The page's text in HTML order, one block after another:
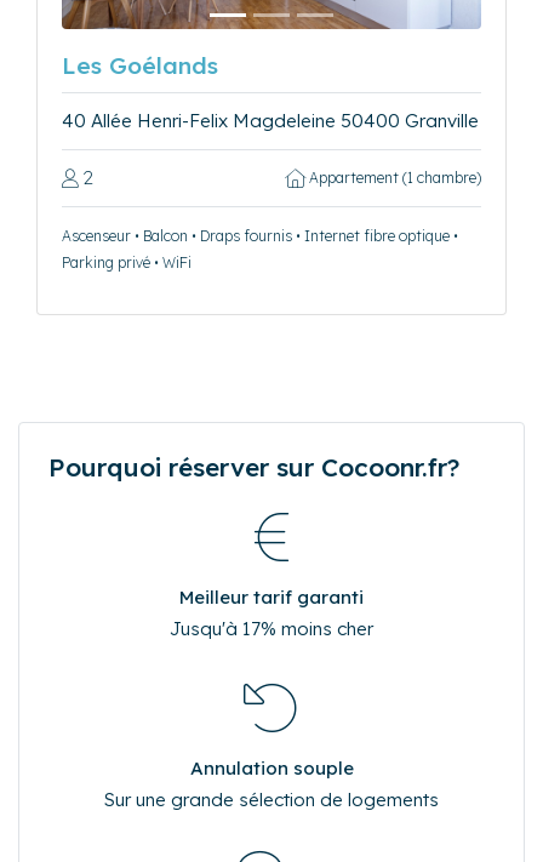
Les Goélands
40 Allée Henri-Felix Magdeleine 50400 Granville
2 Appartement (1 chambre)
Ascenseur • Balcon • Draps fournis • Internet fibre optique •
Parking privé • WiFi
Pourquoi réserver sur Cocoonr.fr?
Meilleur tarif garanti
Jusqu'à 17% moins cher
Annulation souple
Sur une grande sélection de logements